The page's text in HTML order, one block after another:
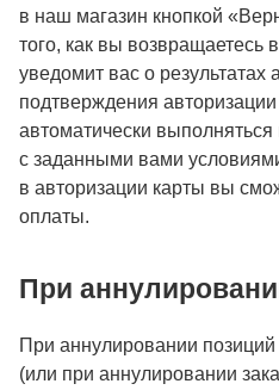
в наш магазин кнопкой
того, как вы возвращаетесь
уведомит вас о результатах
подтверждения
автоматически выполняться
с заданными вами
в авторизации карты вы
оплаты.
При
При аннулировании позиций
(или при аннулировании